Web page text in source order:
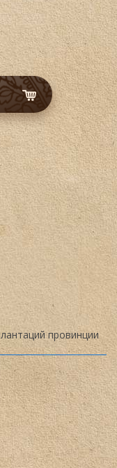
провинции